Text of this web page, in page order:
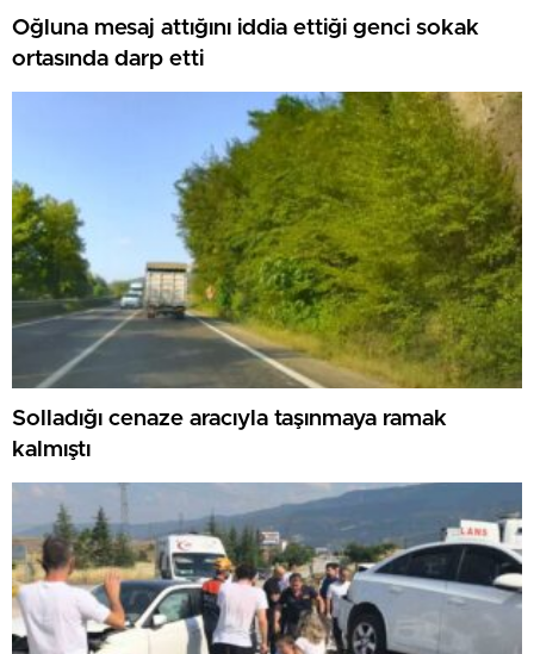
Oğluna mesaj attığını iddia ettiği genci sokak
ortasında darp etti
Solladığı cenaze aracıyla taşınmaya ramak
kalmıştı